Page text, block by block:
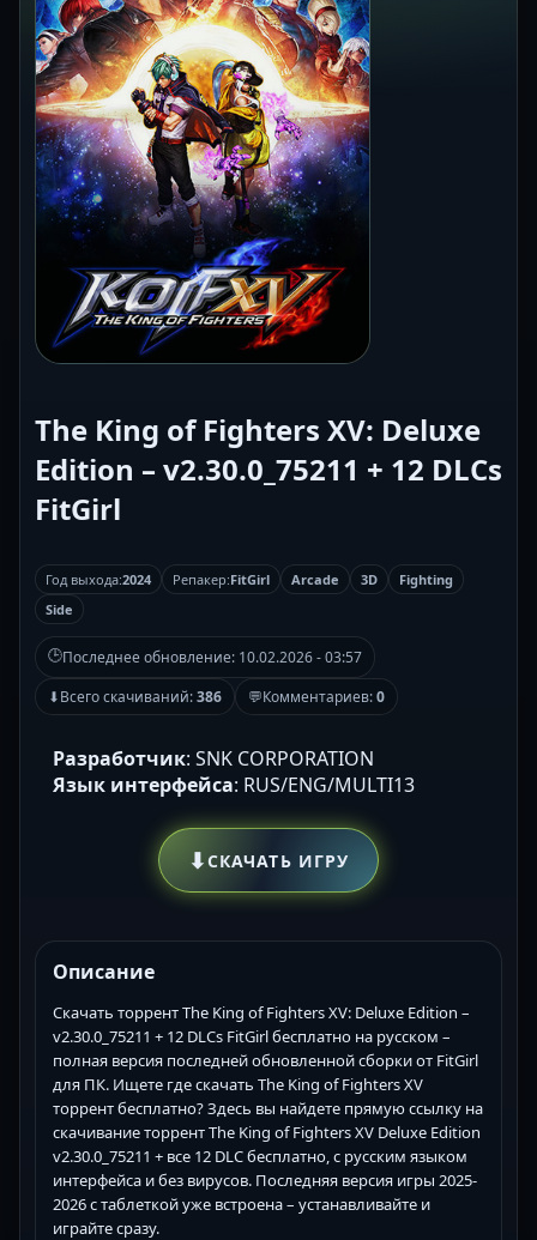
The King of Fighters XV: Deluxe
Edition – v2.30.0_75211 + 12 DLCs
FitGirl
Год выхода:2024 Репакер:FitGirl Arcade 3D
Fighting
Side
🕒Последнее обновление: 10.02.2026 - 03:57
⬇Всего скачиваний:386 💬Комментариев:0
Разработчик: SNK CORPORATION
Язык интерфейса: RUS/ENG/MULTI13
⬇СКАЧАТЬ ИГРУ
Описание
Скачать торрент The King of Fighters XV: Deluxe Edition –
v2.30.0_75211 + 12 DLCs FitGirl бесплатно на русском –
полная версия последней обновленной сборки от FitGirl
для ПК. Ищете где скачать The King of Fighters XV
торрент бесплатно? Здесь вы найдете прямую ссылку на
скачивание торрент The King of Fighters XV Deluxe Edition
v2.30.0_75211 + все 12 DLC бесплатно, с русским языком
интерфейса и без вирусов. Последняя версия игры 2025-
2026 с таблеткой уже встроена – устанавливайте и
играйте сразу.